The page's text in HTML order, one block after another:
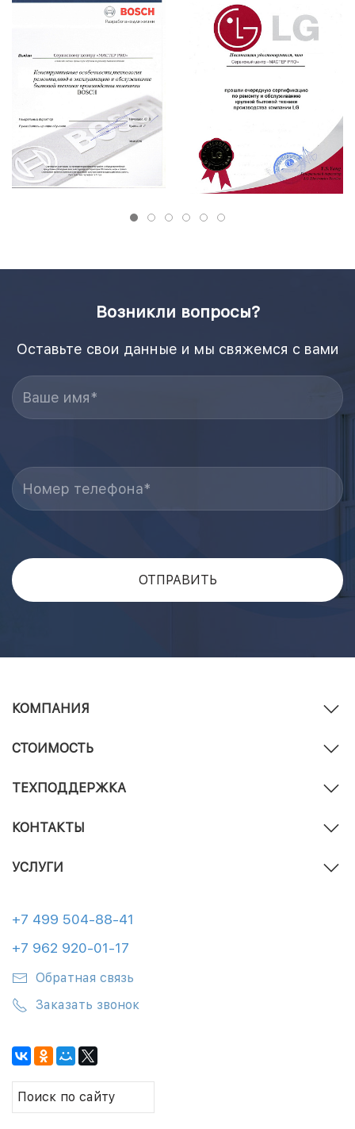
Возникли вопросы?
Оставьте свои данные и мы свяжемся с вами
КОМПАНИЯ
СТОИМОСТЬ
ТЕХПОДДЕРЖКА
КОНТАКТЫ
УСЛУГИ
+7 499 504-88-41
+7 962 920-01-17
Обратная связь
Заказать звонок